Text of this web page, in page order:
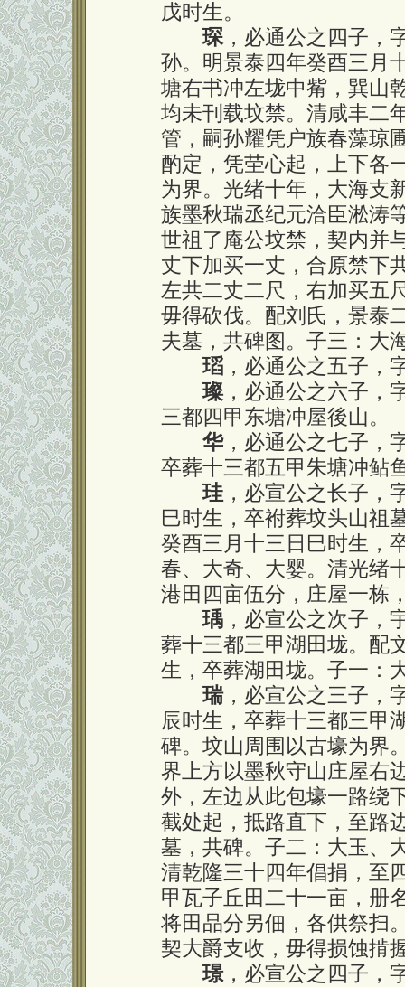
戊时生。
琛，必通公之四子，
孙。明景泰四年癸酉三月
塘右书冲左垅中觜，巽山
均未刊载坟禁。清咸丰二
管，嗣孙耀凭户族春藻琼
酌定，凭茔心起，上下各
为界。光绪十年，大海支
族墨秋瑞丞纪元洽臣淞涛
世祖了庵公坟禁，契内并
丈下加买一丈，合原禁下
左共二丈二尺，右加买五
毋得砍伐。配刘氏，景泰
夫墓，共碑图。子三：大
瑫 ，必通公之五子，
璨 ，必通公之六子，
三都四甲东塘冲屋後山。
华，必通公之七子，
卒葬十三都五甲朱塘冲鲇
珪 ，必宣公之长子，
巳时生，卒袝葬坟头山祖
癸酉三月十三日巳时生，
春、大奇、大婴。清光绪
港田四亩伍分，庄屋一栋
瑀 ，必宣公之次子，
葬十三都三甲湖田垅。配
生，卒葬湖田垅。子一：
瑞，必宣公之三子，
辰时生，卒葬十三都三甲
碑。坟山周围以古壕为界
界上方以墨秋守山庄屋右
外，左边从此包壕一路绕
截处起，抵路直下，至路
墓，共碑。子二：大玉、
清乾隆三十四年倡捐，至
甲瓦子丘田二十一亩，册
将田品分另佃，各供祭扫
契大爵支收，毋得损蚀掯
璟，必宣公之四子，